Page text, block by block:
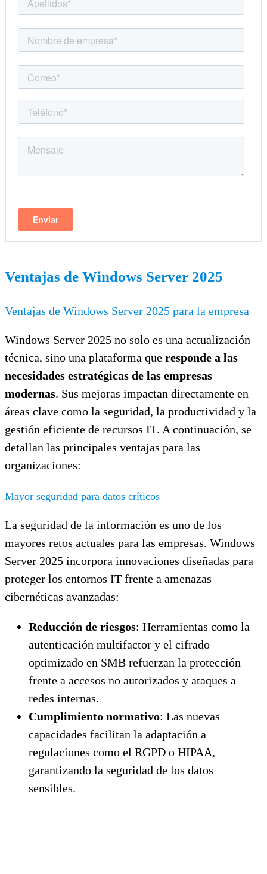
Ventajas de Windows Server 2025
Ventajas de Windows Server 2025 para la empresa
Windows Server 2025 no solo es una actualización
técnica, sino una plataforma que responde a las
necesidades estratégicas de las empresas
modernas. Sus mejoras impactan directamente en
áreas clave como la seguridad, la productividad y la
gestión eficiente de recursos IT. A continuación, se
detallan las principales ventajas para las
organizaciones:
Mayor seguridad para datos críticos
La seguridad de la información es uno de los
mayores retos actuales para las empresas. Windows
Server 2025 incorpora innovaciones diseñadas para
proteger los entornos IT frente a amenazas
cibernéticas avanzadas:
Reducción de riesgos: Herramientas como la
autenticación multifactor y el cifrado
optimizado en SMB refuerzan la protección
frente a accesos no autorizados y ataques a
redes internas.
Cumplimiento normativo: Las nuevas
capacidades facilitan la adaptación a
regulaciones como el RGPD o HIPAA,
garantizando la seguridad de los datos
sensibles.